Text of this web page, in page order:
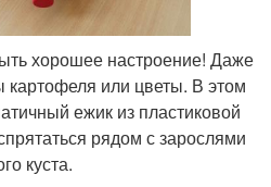
хорошее настроение! Даже
картофеля или цветы. В этом
ежик из пластиковой
рядом с зарослями
куста.